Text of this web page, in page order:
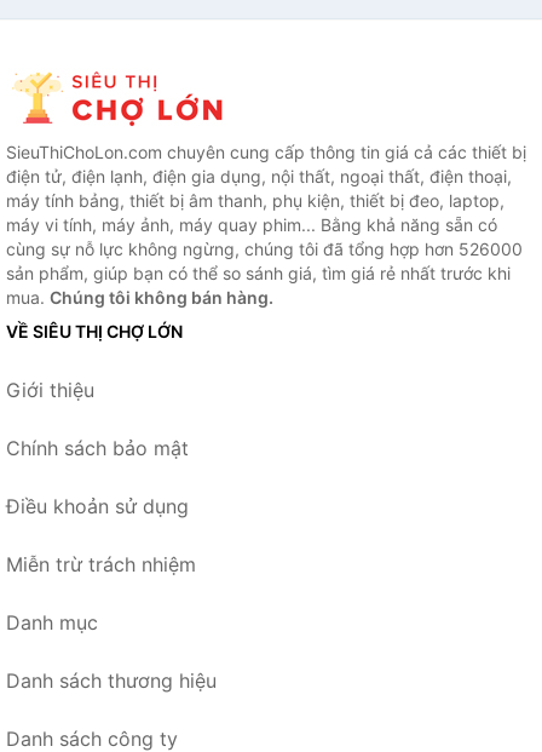
SieuThiChoLon.com chuyên cung cấp thông tin giá cả các thiết bị
điện tử, điện lạnh, điện gia dụng, nội thất, ngoại thất, điện thoại,
máy tính bảng, thiết bị âm thanh, phụ kiện, thiết bị đeo, laptop,
máy vi tính, máy ảnh, máy quay phim... Bằng khả năng sẵn có
cùng sự nỗ lực không ngừng, chúng tôi đã tổng hợp hơn 526000
sản phẩm, giúp bạn có thể so sánh giá, tìm giá rẻ nhất trước khi
mua. Chúng tôi không bán hàng.
VỀ SIÊU THỊ CHỢ LỚN
Giới thiệu
Chính sách bảo mật
Điều khoản sử dụng
Miễn trừ trách nhiệm
Danh mục
Danh sách thương hiệu
Danh sách công ty